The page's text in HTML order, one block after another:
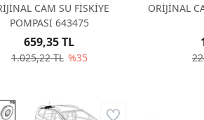
CAM SU FİSKİYE
POMPASI 643475
1.025,22 TL %35
659,35 TL
ORİJİNAL